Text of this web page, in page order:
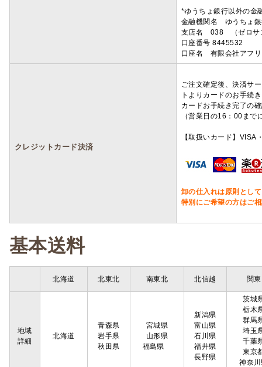
*ゆうちょ銀行以外の金
金融機関名 ゆうちょ
支店名 038 （ゼロサ
口座番号 8445532
口座名 有限会社アフ
クレジットカード決済
ご注文確定後、決済サ
トよりカードのお手続
カードお手続き完了の
（営業日の16：00ま
【取扱いカード】
卸の仕入れは原則とし
特別にご希望の方はご
基本送料
北海道 北東北 南東北 北信越 関東
地域
詳細
北海道
青森県
岩手県
秋田県
宮城県
山形県
福島県
新潟県
富山県
石川県
福井県
長野県
茨城
栃木
群馬
埼玉
千葉
東京
神奈